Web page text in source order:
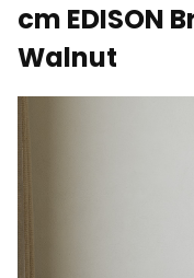
cm EDISON
Walnut